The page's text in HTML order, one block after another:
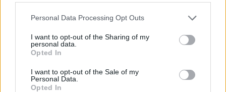
Personal Data Processing Opt Outs
I want to opt-out of the Sharing of my
personal data.
Opted In
I want to opt-out of the Sale of my
Personal Data.
Opted In
Południowej?